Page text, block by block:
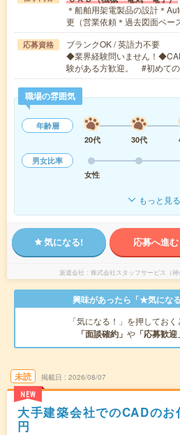
＊船舶用架電製品の設計＊
更（営業依頼＊過去図面ベ
応募資格
ブランクOK / 英語力不要
◆業界経験問いません！
験がある方歓迎。 #初めて
職場の雰囲気
年齢層
20代
30代
男女比率
女性
もっと見る
気になる! 応募へ進む
派遣会社 株式会社スタッフサービス（神
興味があったら「★気にな
「気になる！」を押してお
「面談確約」 や 「応募歓迎
未読
NEW
掲載日 2026/08/07
大手建築会社でのCADの
円